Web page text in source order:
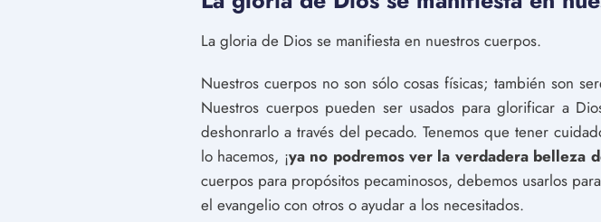
La gloria de Dios se manifiesta en nuestros cuerpos.
Nuestros cuerpos no son sólo cosas físicas; también son
Nuestros cuerpos pueden ser usados para glorificar a
deshonrarlo a través del pecado. Tenemos que tener
lo hacemos, ¡ya no podremos ver la verdadera belleza
cuerpos para propósitos pecaminosos, debemos usarlos
el evangelio con otros o ayudar a los necesitados.